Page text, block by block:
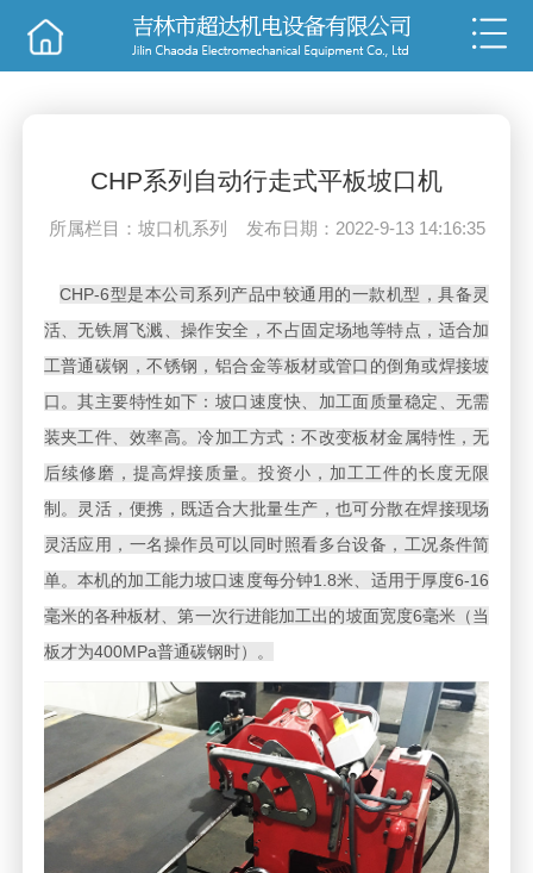
CHP系列自动行走式平板坡口机
所属栏目：坡口机系列 发布日期：2022-9-13 14:16:35
CHP-6型是本公司系列产品中较通用的一款机型，具备灵
活、无铁屑飞溅、操作安全，不占固定场地等特点，适合加
工普通碳钢，不锈钢，铝合金等板材或管口的倒角或焊接坡
口。其主要特性如下：坡口速度快、加工面质量稳定、无需
装夹工件、效率高。冷加工方式：不改变板材金属特性，无
后续修磨，提高焊接质量。投资小，加工工件的长度无限
制。灵活，便携，既适合大批量生产，也可分散在焊接现场
灵活应用，一名操作员可以同时照看多台设备，工况条件简
单。本机的加工能力坡口速度每分钟1.8米、适用于厚度6-16
毫米的各种板材、第一次行进能加工出的坡面宽度6毫米（当
板才为400MPa普通碳钢时）。